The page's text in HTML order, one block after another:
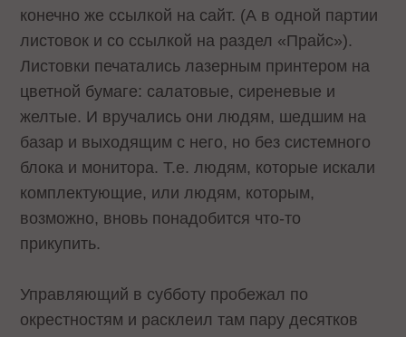
конечно же ссылкой на сайт. (А в одной партии
листовок и со ссылкой на раздел «Прайс»).
Листовки печатались лазерным принтером на
цветной бумаге: салатовые, сиреневые и
желтые. И вручались они людям, шедшим на
базар и выходящим с него, но без системного
блока и монитора. Т.е. людям, которые искали
комплектующие, или людям, которым,
возможно, вновь понадобится что-то
прикупить.
Управляющий в субботу пробежал по
окрестностям и расклеил там пару десятков